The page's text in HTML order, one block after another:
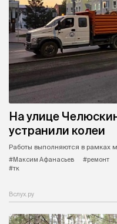
На улице
устранили колеи
Работы выполняются в рамках
#Максим Афанасьев
#ремонт
#тк
Вслух.ру